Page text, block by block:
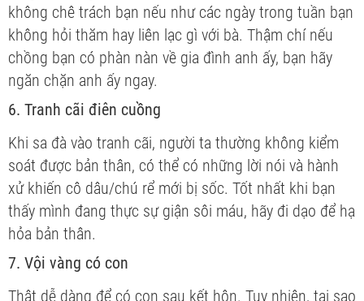
không chê trách bạn nếu như các ngày trong tuần bạn
không hỏi thăm hay liên lạc gì với bà. Thậm chí nếu
chồng bạn có phàn nàn về gia đình anh ấy, bạn hãy
ngăn chặn anh ấy ngay.
6. Tranh cãi điên cuồng
Khi sa đà vào tranh cãi, người ta thường không kiểm
soát được bản thân, có thể có những lời nói và hành
xử khiến cô dâu/chú rể mới bị sốc. Tốt nhất khi bạn
thấy mình đang thực sự giận sôi máu, hãy đi dạo để hạ
hỏa bản thân.
7. Vội vàng có con
Thật dễ dàng để có con sau kết hôn. Tuy nhiên, tại sao